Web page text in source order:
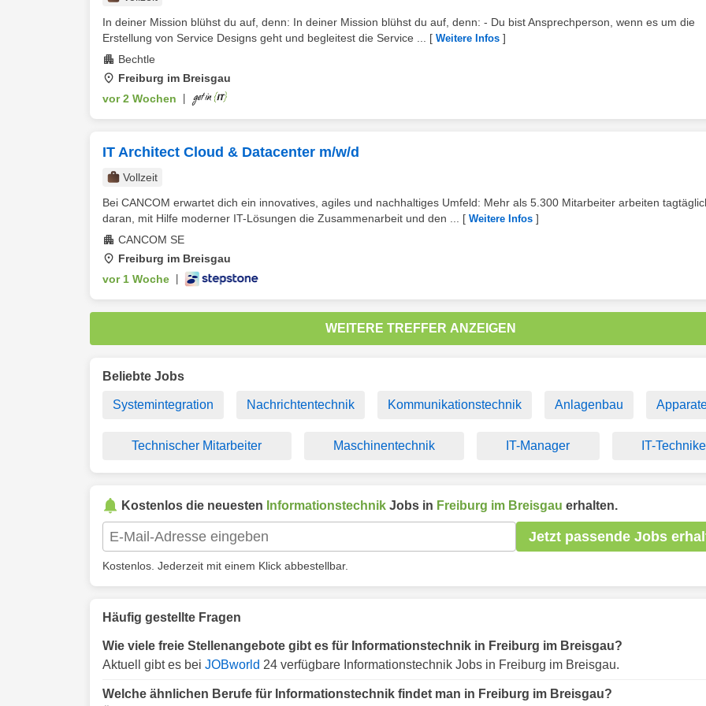
In deiner Mission blühst du auf, denn: In deiner Mission blühst du auf, denn: - Du bist Ansprechperson, wenn es um die
Erstellung von Service Designs geht und begleitest die Service ...
[ Weitere Infos ]
Bechtle
Freiburg im Breisgau
vor 2 Wochen
IT Architect Cloud & Datacenter m/w/d
Vollzeit
Bei CANCOM erwartet dich ein innovatives, agiles und nachhaltiges Umfeld: Mehr als 5.300 Mitarbeiter arbeiten
daran, mit Hilfe moderner IT-Lösungen die Zusammenarbeit und den ...
[ Weitere Infos ]
CANCOM SE
Freiburg im Breisgau
vor 1 Woche
WEITERE TREFFER ANZEIGEN
Beliebte Jobs
Systemintegration Nachrichtentechnik Kommunikationstechnik Anlagenbau
Technischer Mitarbeiter Maschinentechnik IT-Manager IT-
Kostenlos die neuesten Informationstechnik Jobs in Freiburg im Breisgau erhalten.
Jetzt passende Jobs
Kostenlos. Jederzeit mit einem Klick abbestellbar.
Häufig gestellte Fragen
Wie viele freie Stellenangebote gibt es für Informationstechnik in Freiburg im Breisgau?
Aktuell gibt es bei JOBworld 24 verfügbare Informationstechnik Jobs in Freiburg im Breisgau.
Welche ähnlichen Berufe für Informationstechnik findet man in Freiburg im Breisgau?